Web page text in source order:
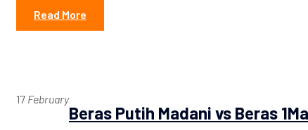
Read More
17 February
Beras Putih Madani vs Beras